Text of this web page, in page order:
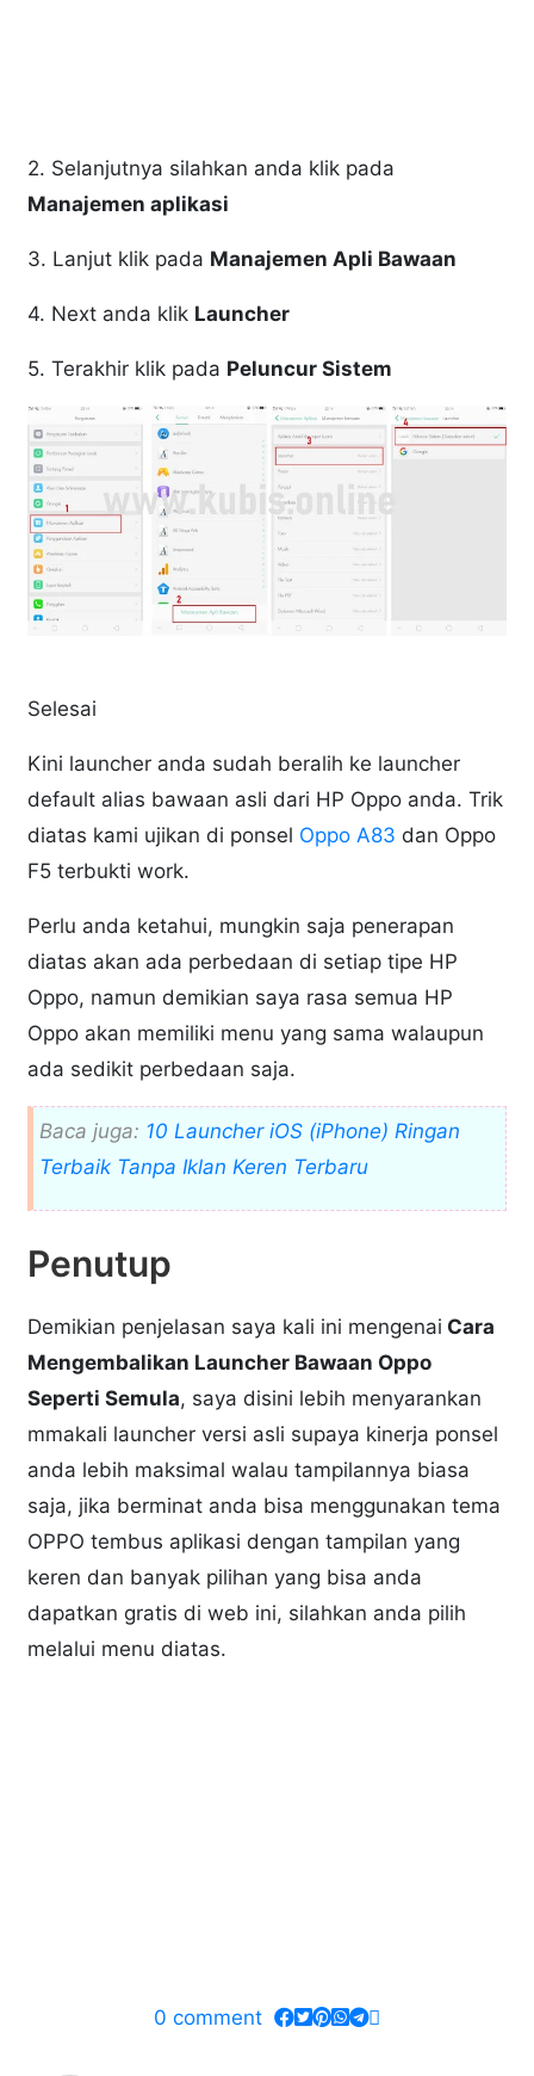
2. Selanjutnya silahkan anda klik pada
Manajemen aplikasi
3. Lanjut klik pada Manajemen Apli Bawaan
4. Next anda klik Launcher
5. Terakhir klik pada Peluncur Sistem
Selesai
Kini launcher anda sudah beralih ke launcher
default alias bawaan asli dari HP Oppo anda. Trik
diatas kami ujikan di ponsel Oppo A83 dan Oppo
F5 terbukti work.
Perlu anda ketahui, mungkin saja penerapan
diatas akan ada perbedaan di setiap tipe HP
Oppo, namun demikian saya rasa semua HP
Oppo akan memiliki menu yang sama walaupun
ada sedikit perbedaan saja.
Baca juga: 10 Launcher iOS (iPhone) Ringan
Terbaik Tanpa Iklan Keren Terbaru
Penutup
Demikian penjelasan saya kali ini mengenai Cara
Mengembalikan Launcher Bawaan Oppo
Seperti Semula, saya disini lebih menyarankan
mmakali launcher versi asli supaya kinerja ponsel
anda lebih maksimal walau tampilannya biasa
saja, jika berminat anda bisa menggunakan tema
OPPO tembus aplikasi dengan tampilan yang
keren dan banyak pilihan yang bisa anda
dapatkan gratis di web ini, silahkan anda pilih
melalui menu diatas.
0 comment